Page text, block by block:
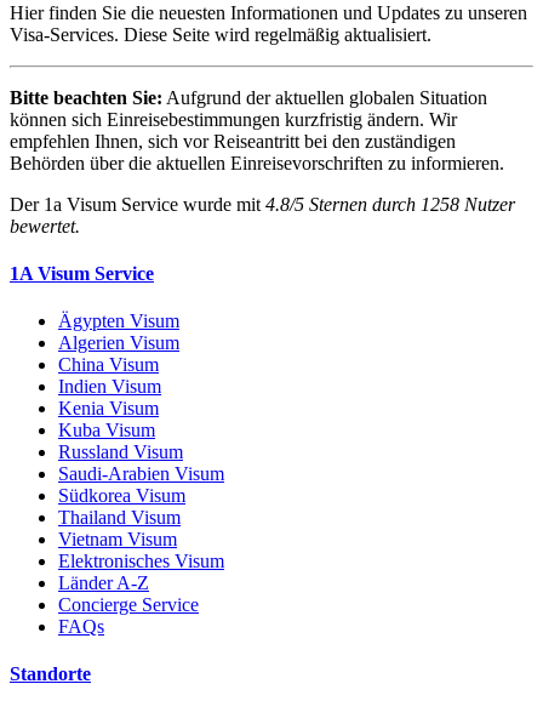
Hier finden Sie die neuesten Informationen und Updates zu unseren
Visa-Services. Diese Seite wird regelmäßig aktualisiert.
Bitte beachten Sie: Aufgrund der aktuellen globalen Situation
können sich Einreisebestimmungen kurzfristig ändern. Wir
empfehlen Ihnen, sich vor Reiseantritt bei den zuständigen
Behörden über die aktuellen Einreisevorschriften zu informieren.
Der 1a Visum Service wurde mit 4.8/5 Sternen durch 1258 Nutzer
bewertet.
1A Visum Service
Ägypten Visum
Algerien Visum
China Visum
Indien Visum
Kenia Visum
Kuba Visum
Russland Visum
Saudi-Arabien Visum
Südkorea Visum
Thailand Visum
Vietnam Visum
Elektronisches Visum
Länder A-Z
Concierge Service
FAQs
Standorte